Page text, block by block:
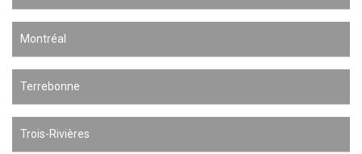
Montréal
Terrebonne
Trois-Rivières